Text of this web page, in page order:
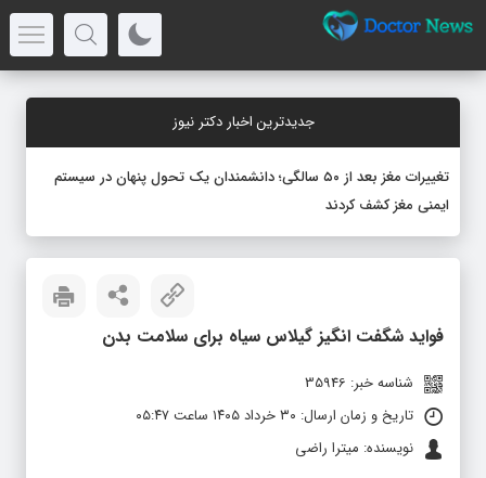
جدیدترین اخبار دکتر نیوز
تغییرات مغز بعد از ۵۰ سالگی؛ دانشمندان یک تحول پنهان در سیستم
ایمنی مغز کشف کردند
فواید شگفت انگیز گیلاس سیاه برای سلامت بدن
شناسه خبر: 35946
تاریخ و زمان ارسال: ۳۰ خرداد ۱۴۰۵ ساعت ۰۵:۴۷
نویسنده: میترا راضی